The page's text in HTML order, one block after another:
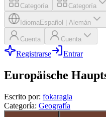
Categoría Categoría
IdiomaEspañol Alemán
Cuenta Cuenta
Registrarse Entrar
Europäische
Escrito por: fokaragia
Categoría: Geografía